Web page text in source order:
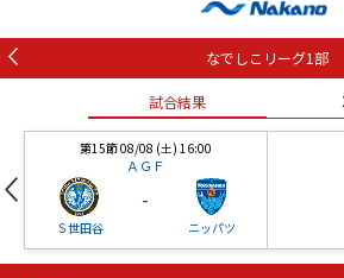
なでしこリーグ1部
試合結果
第15節 08/08 (土) 16:00
ＡＧＦ
Ｓ世田谷
-
ニッパツ